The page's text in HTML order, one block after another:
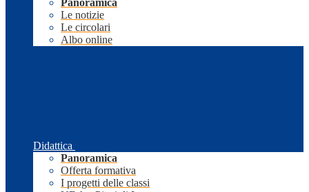
Panoramica
Le notizie
Le circolari
Albo online
Didattica
Panoramica
Offerta formativa
I progetti delle classi